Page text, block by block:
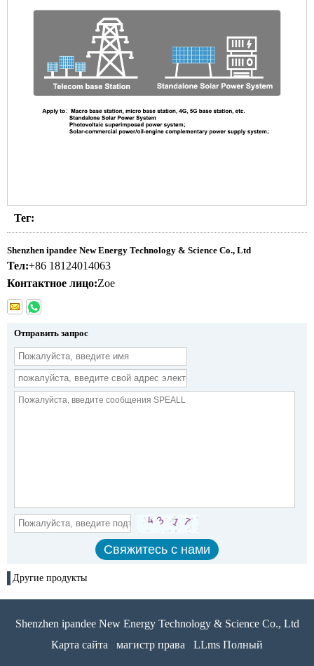
Тег:
Shenzhen ipandee New Energy Technology & Science Co., Ltd
Тел:+86 18124014063
Контактное лицо:Zoe
Отправить запрос
Другие продукты
Shenzhen ipandee New Energy Technology & Science Co., Ltd
Карта сайта
магистр права LLms Полный